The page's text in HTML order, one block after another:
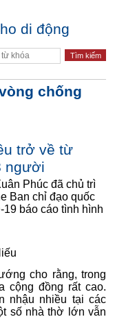
di động
chống
trở về từ
người
Phúc đã chủ trì
Ban chỉ đạo quốc
báo cáo tình hình
cho rằng, trong
cộng đồng rất cao.
nhậu nhiều tại các
số nhà thờ lớn vẫn